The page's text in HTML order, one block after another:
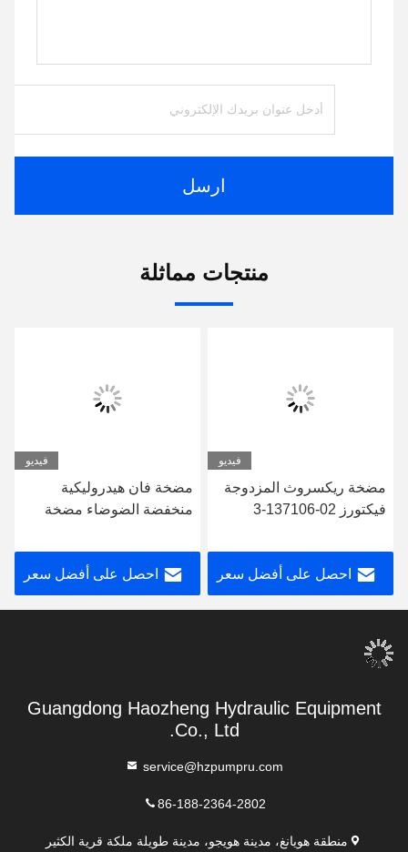
ارسل
منتجات مماثلة
فيديو
مضخة ريكسروث المزدوجة
فيكتورز 02-137106-3
احصل على أفضل سعر
فيديو
مضخة فان هيدروليكية
منخفضة الضوضاء مضخة
حسب الطلب
احصل على أفضل سعر
Guangdong Haozheng Hydraulic Equipment
Co., Ltd.
service@hzpumpru.com
86-188-2364-2802
منطقة هويانغ، مدينة هويجو، مدينة طويلة ملكة قرية الكثير